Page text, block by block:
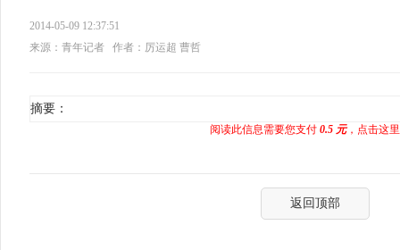
2014-05-09 12:37:51
来源：青年记者
作者：厉运超 曹哲
摘要：
阅读此信息需要您支付 0.5 元，点击这
返回顶部